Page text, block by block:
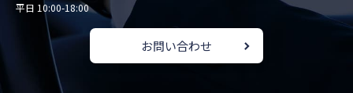
平日 10:00-18:00
お問い合わせ